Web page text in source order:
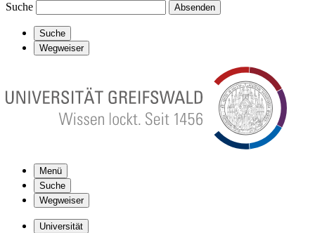
Suche Absenden
Suche
Wegweiser
Menü
Suche
Wegweiser
Universität